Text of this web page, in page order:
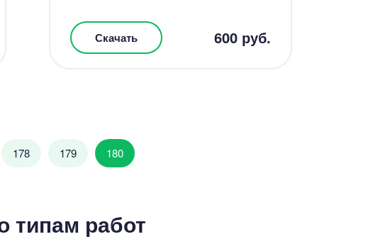
Скачать 600 руб.
178 179 180
типам работ